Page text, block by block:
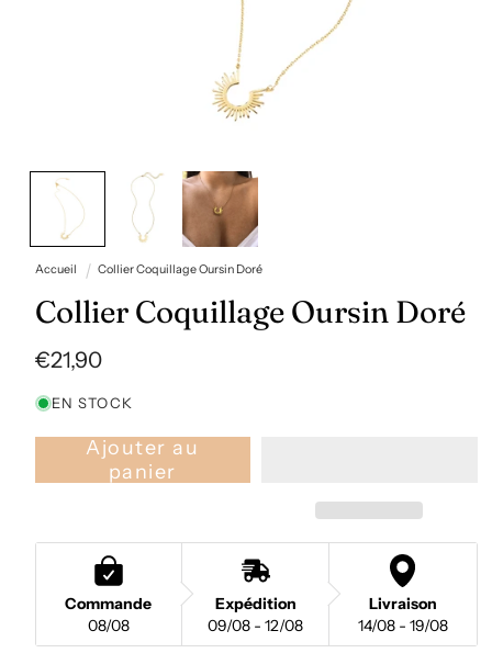
média
dans
une
fenêtre
modale
Accueil Collier Coquillage Oursin Doré
Collier Coquillage Oursin Doré
Prix
€21,90
EN STOCK
Ajouter au
panier
Commande
08/08
Expédition
09/08 - 12/08
Livraison
14/08 - 19/08